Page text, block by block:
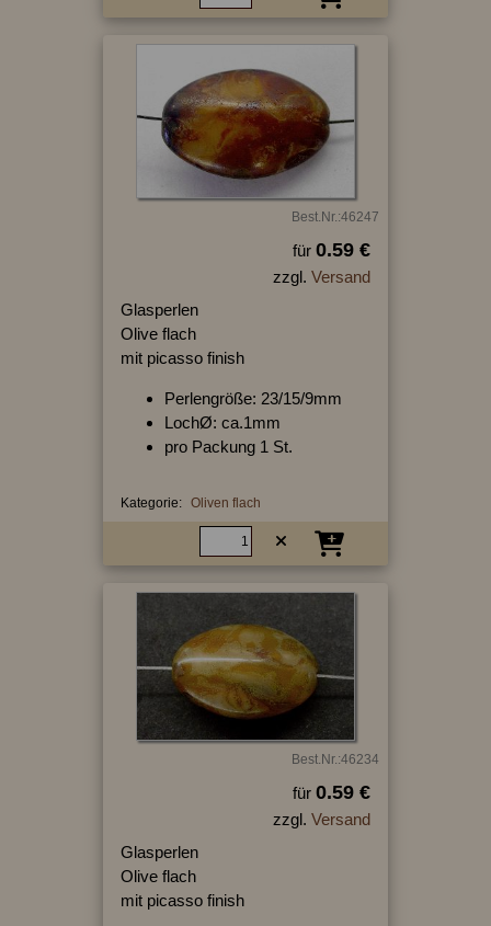
Best.Nr.:46247
für 0.59 €
zzgl. Versand
Glasperlen
Olive flach
mit picasso finish
Perlengröße: 23/15/9mm
LochØ: ca.1mm
pro Packung 1 St.
Kategorie: Oliven flach
Best.Nr.:46234
für 0.59 €
zzgl. Versand
Glasperlen
Olive flach
mit picasso finish